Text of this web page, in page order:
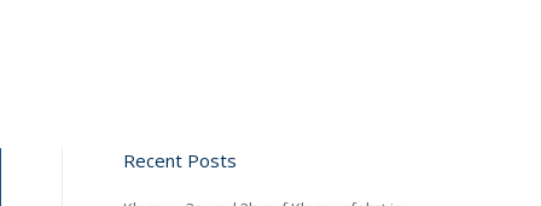
Recent Posts